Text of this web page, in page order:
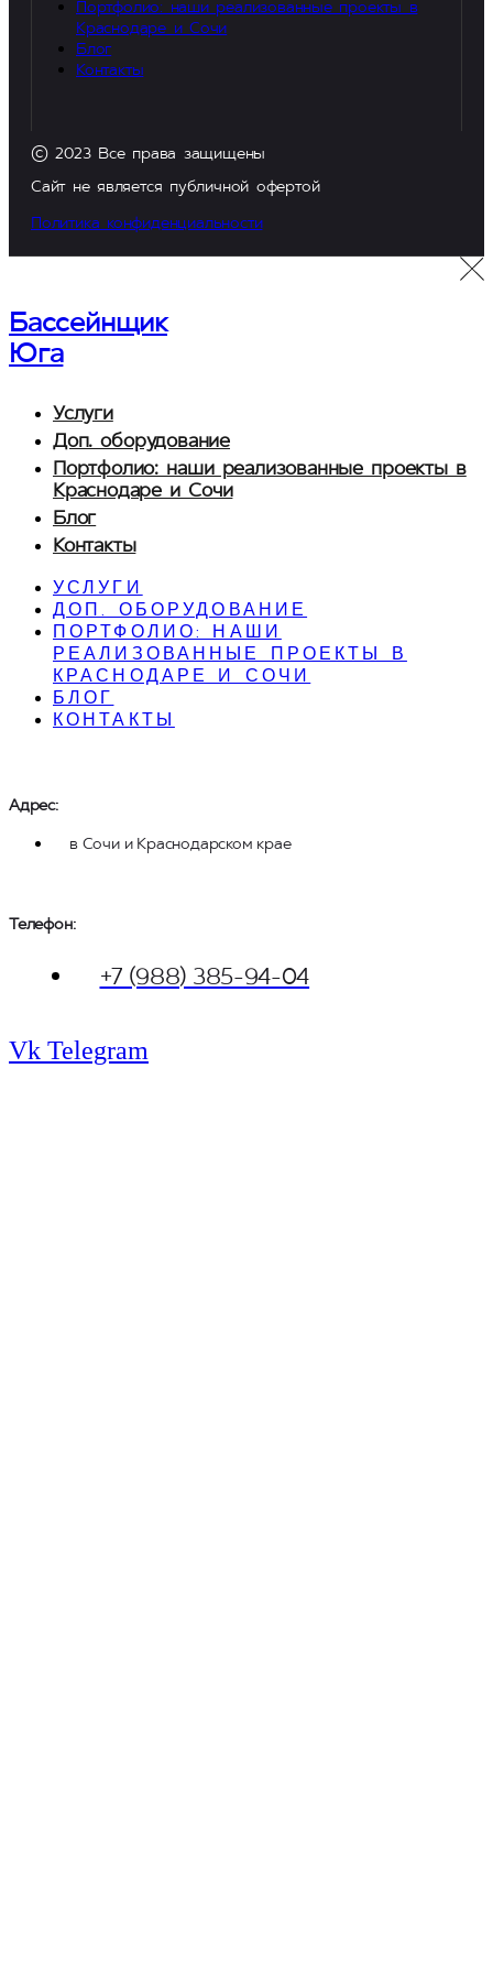
Портфолио: наши реализованные проекты в
Краснодаре и Сочи
Блог
Контакты
© 2023 Все права защищены
Сайт не является публичной офертой
Политика конфиденциальности
Бассейнщик
Юга
Услуги
Доп. оборудование
Портфолио: наши реализованные проекты в
Краснодаре и Сочи
Блог
Контакты
УСЛУГИ
ДОП. ОБОРУДОВАНИЕ
ПОРТФОЛИО: НАШИ
РЕАЛИЗОВАННЫЕ ПРОЕКТЫ В
КРАСНОДАРЕ И СОЧИ
БЛОГ
КОНТАКТЫ
Адрес:
в Сочи и Краснодарском крае
Телефон: